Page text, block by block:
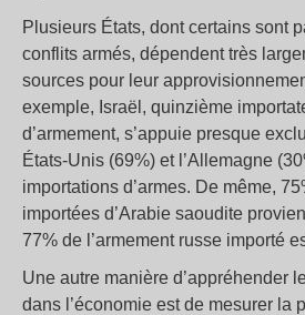
Plusieurs États, dont certains sont
conflits armés, dépendent très
sources pour leur
exemple, Israël, quinzième
d’armement, s’appuie presque
États-Unis (69%) et l’Allemagne
importations d’armes. De même,
importées d’Arabie saoudite
77% de l’armement russe importé
Une autre manière d’appréhender
dans l’économie est de mesurer la